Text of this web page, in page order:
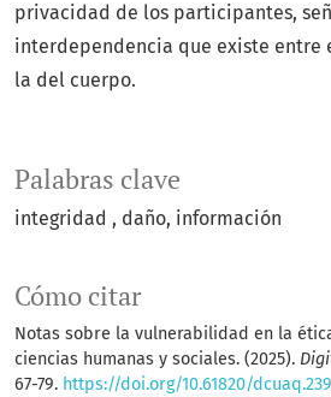
Palabras clave
integridad daño información
Cómo citar
Notas sobre la vulnerabilidad en la
ciencias humanas y sociales. (2025).
67-79. https://doi.org/10.61820/
privacidad de los participantes,
interdependencia que existe entre
la del cuerpo.